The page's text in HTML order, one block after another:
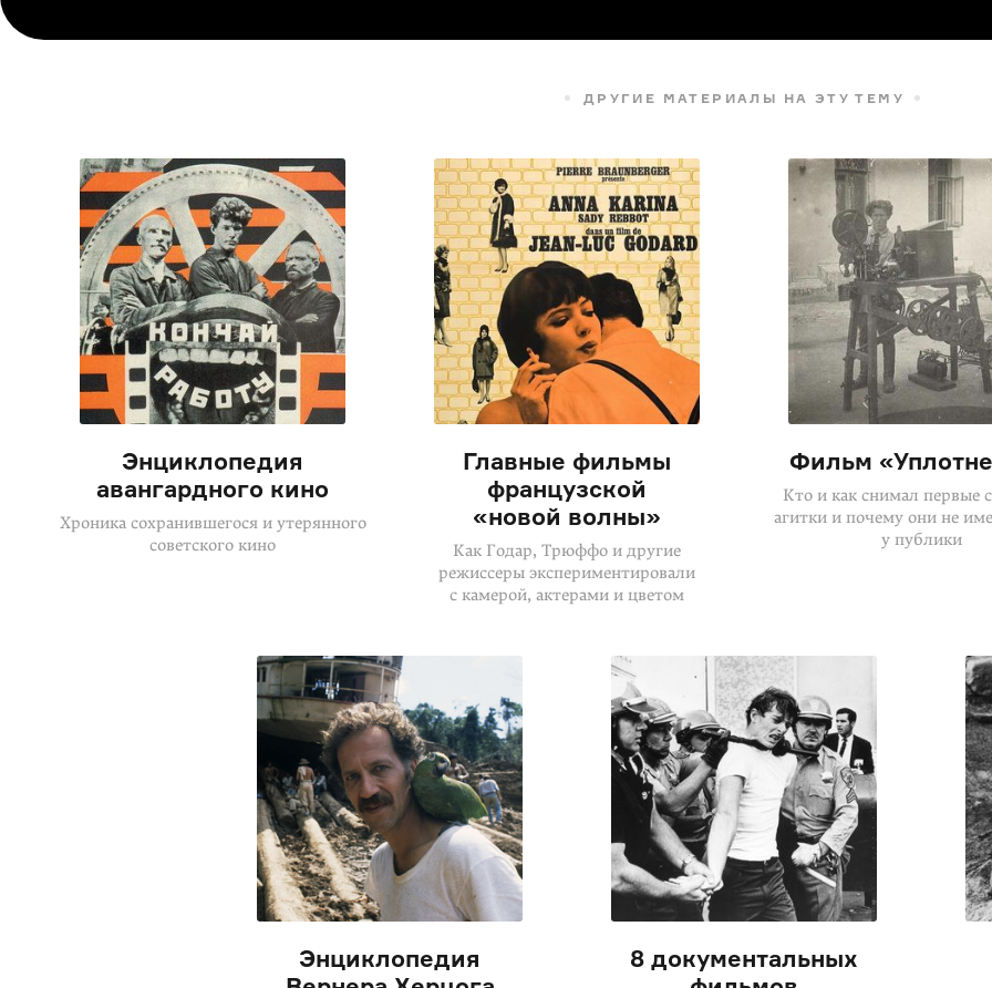
ДРУГИЕ МАТЕРИАЛЫ НА ЭТУ ТЕМУ
Энциклопедия
авангардного кино
Хроника сохранившегося и утерянного
советского кино
Главные фильмы
французской
«новой волны»
Как Годар, Трюффо и другие
режиссеры экспериментировали
с камерой, актерами и цветом
Фильм
Кто и как снимал первые
агитки и почему они не
у публики
Энциклопедия
8 документальных